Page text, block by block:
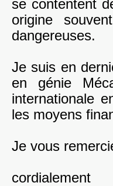
se contentent
origine
dangereuses.
Je suis en
en génie
internationale
les moyens
Je vous
cordialement